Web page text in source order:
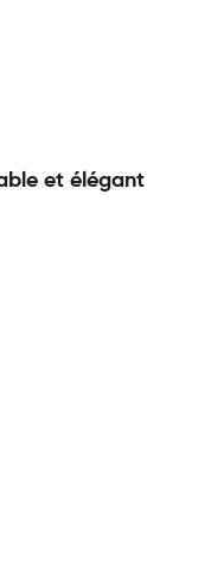
et élégant
ou esthétiques
choix idéal pour
nationales.